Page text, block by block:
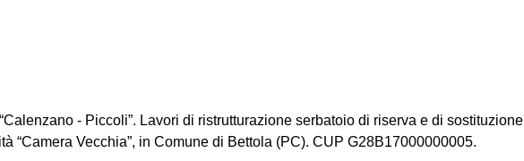
- Piccoli”. Lavori di ristrutturazione serbatoio di riserva e di sostituzione
“Camera Vecchia”, in Comune di Bettola (PC). CUP G28B17000000005.